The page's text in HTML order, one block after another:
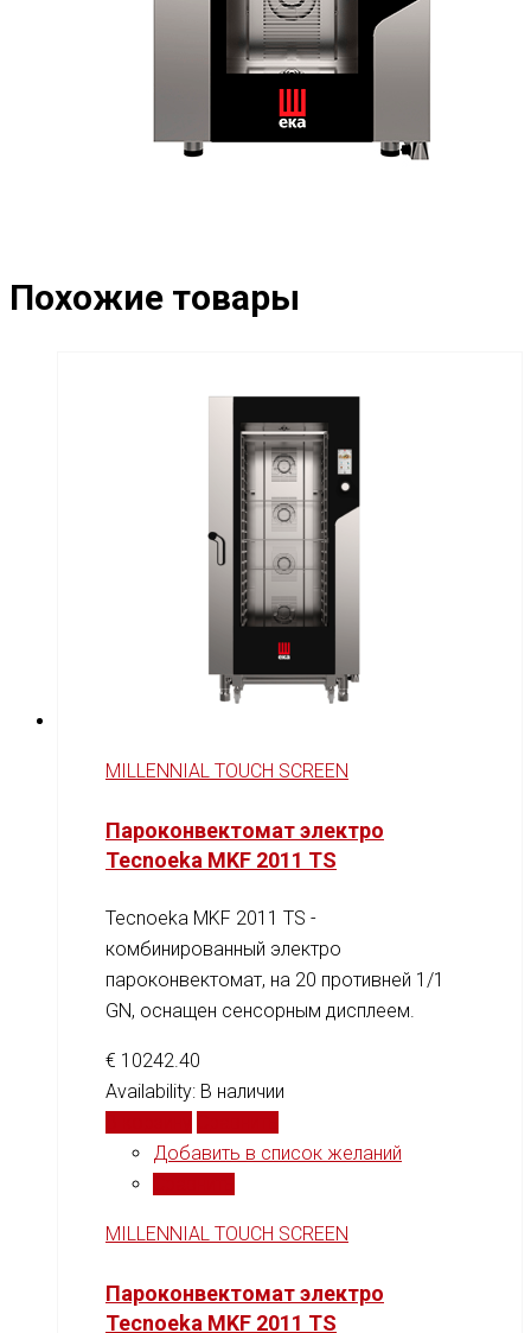
Похожие товары
MILLENNIAL TOUCH SCREEN
Пароконвектомат электро
Tecnoeka MKF 2011 TS
Tecnoeka MKF 2011 TS -
комбинированный электро
пароконвектомат, на 20 противней 1/1
GN, оснащен сенсорным дисплеем.
€ 10242.40
Availability: В наличии
Добавить в список желаний
MILLENNIAL TOUCH SCREEN
Пароконвектомат электро
Tecnoeka MKF 2011 TS